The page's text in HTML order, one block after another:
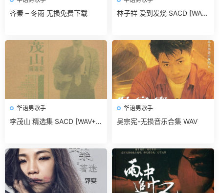
齐秦 – 冬雨 无损免费下载
林子祥 爱到发烧 SACD [WAV
华语男歌手
李茂山 精选集 SACD [WAV+C
华语男歌手
吴宗宪-无损音乐合集 WAV